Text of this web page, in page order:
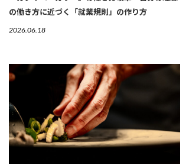
の働き方に近づく「就業規則」の作り方
2026.06.18